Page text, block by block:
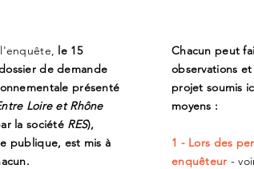
le 15
de demande
présenté
Loire et Rhône
la société RES),
publique, est mis à
Chacun peut
observations
projet soumis
moyens :
1 - Lors des
enquêteur -